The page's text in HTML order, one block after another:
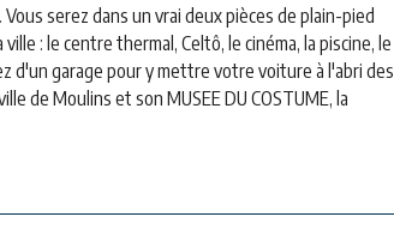
serez dans un vrai deux pièces de plain-pied
: le centre thermal, Celtô, le cinéma, la piscine, le
d'un garage pour y mettre votre voiture à l'abri des
de Moulins et son MUSEE DU COSTUME, la